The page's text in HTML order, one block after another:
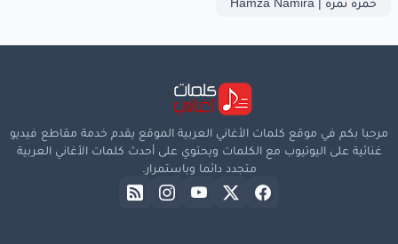
مرحبا بكم في موقع كلمات الأغاني العربية الموقع يقدم خدمة مقاطع فيديو
غنائية على اليوتيوب مع الكلمات ويحتوي على أحدث كلمات الأغاني العربية
متجدد دائما وباستمرار.